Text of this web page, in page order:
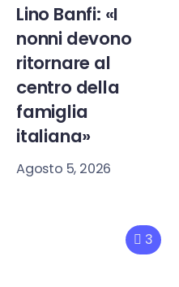
Lino Banfi: «I
nonni devono
ritornare al
centro della
famiglia
italiana»
Agosto 5, 2026
3